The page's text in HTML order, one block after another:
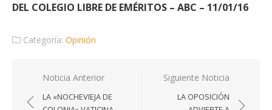
DEL COLEGIO LIBRE DE EMÉRITOS – ABC – 11/01/16
Categoría: Opinión
Navegación
de
Noticia Anterior
LA «NOCHEVIEJA DE
Siguiente Noticia
LA OPOSICIÓN